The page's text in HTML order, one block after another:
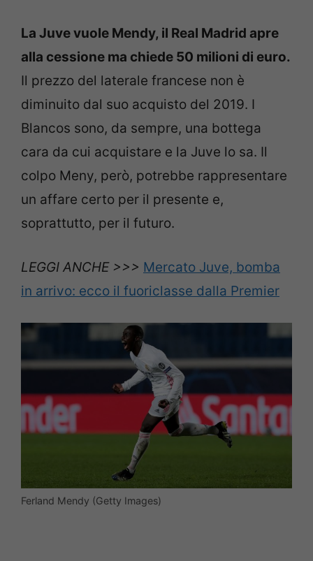
La Juve vuole Mendy, il Real Madrid apre
alla cessione ma chiede 50 milioni di euro.
Il prezzo del laterale francese non è
diminuito dal suo acquisto del 2019. I
Blancos sono, da sempre, una bottega
cara da cui acquistare e la Juve lo sa. Il
colpo Meny, però, potrebbe rappresentare
un affare certo per il presente e,
soprattutto, per il futuro.
LEGGI ANCHE >>> Mercato Juve, bomba
in arrivo: ecco il fuoriclasse dalla Premier
Ferland Mendy (Getty Images)